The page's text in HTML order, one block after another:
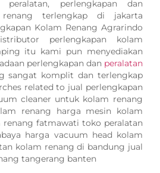
peralatan, perlengkapan dan
terlengkap di jakarta
Kolam Renang Agrarindo
perlengkapan kolam
itu kami pun menyediakan
perlengkapan dan peralatan
sangat komplit dan terlengkap
related to jual perlengkapan
cleaner untuk kolam renang
renang harga mesin kolam
fatmawati toko peralatan
harga vacuum head kolam
kolam renang di bandung jual
tangerang banten